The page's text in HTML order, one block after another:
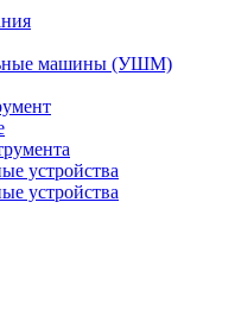
машины (УШМ)
устройства
устройства